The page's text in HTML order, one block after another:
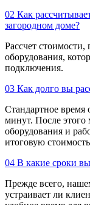
02 Как
загородном доме?
Рассчет
оборудования,
подключения.
03 Как долго вы
Стандартное время
минут. После этого
оборудования и
итоговую
04 В какие сроки
Прежде всего,
устраивает ли